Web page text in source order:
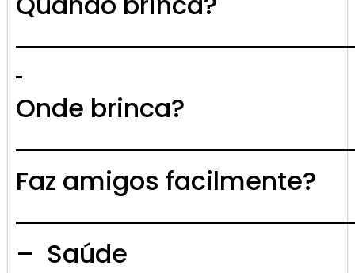
Onde brinca?
Faz amigos facilmente?
– Saúde